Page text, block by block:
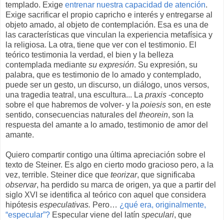
templado. Exige entrenar nuestra capacidad de atención.
Exige sacrificar el propio capricho e interés y entregarse al
objeto amado, al objeto de contemplación. Esa es una de
las características que vinculan la experiencia metafísica y
la religiosa. La otra, tiene que ver con el testimonio. El
teórico testimonia la verdad, el bien y la belleza
contemplada mediante su expresión. Su expresión, su
palabra, que es testimonio de lo amado y contemplado,
puede ser un gesto, un discurso, un diálogo, unos versos,
una tragedia teatral, una escultura... La praxis -concepto
sobre el que habremos de volver- y la poiesis son, en este
sentido, consecuencias naturales del theorein, son la
respuesta del amante a lo amado, testimonio de amor del
amante.
Quiero compartir contigo una última apreciación sobre el
texto de Steiner. Es algo en cierto modo gracioso pero, a la
vez, terrible. Steiner dice que teorizar, que significaba
observar, ha perdido su marca de origen, ya que a partir del
siglo XVI se identifica al teórico con aquel que considera
hipótesis especulativas. Pero… ¿qué era, originalmente,
“especular”? Especular viene del latín speculari, que